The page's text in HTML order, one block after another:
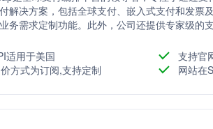
解决方案，包括全球支付、嵌入式支付和发票
务需求定制功能。此外，公司还提供专家级的
适用于美国
支持官
方式为订阅,支持定制
网站在